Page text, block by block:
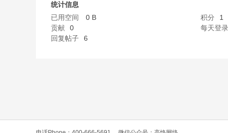
L
统计信息
已用空间
0 B 积分 1
贡献
0 每天登录
回复帖子
6